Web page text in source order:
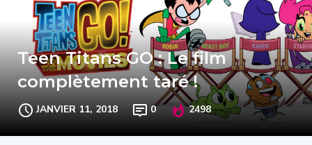
Teen Titans GO : Le film
complètement taré !
JANVIER 11, 2018 0 2498